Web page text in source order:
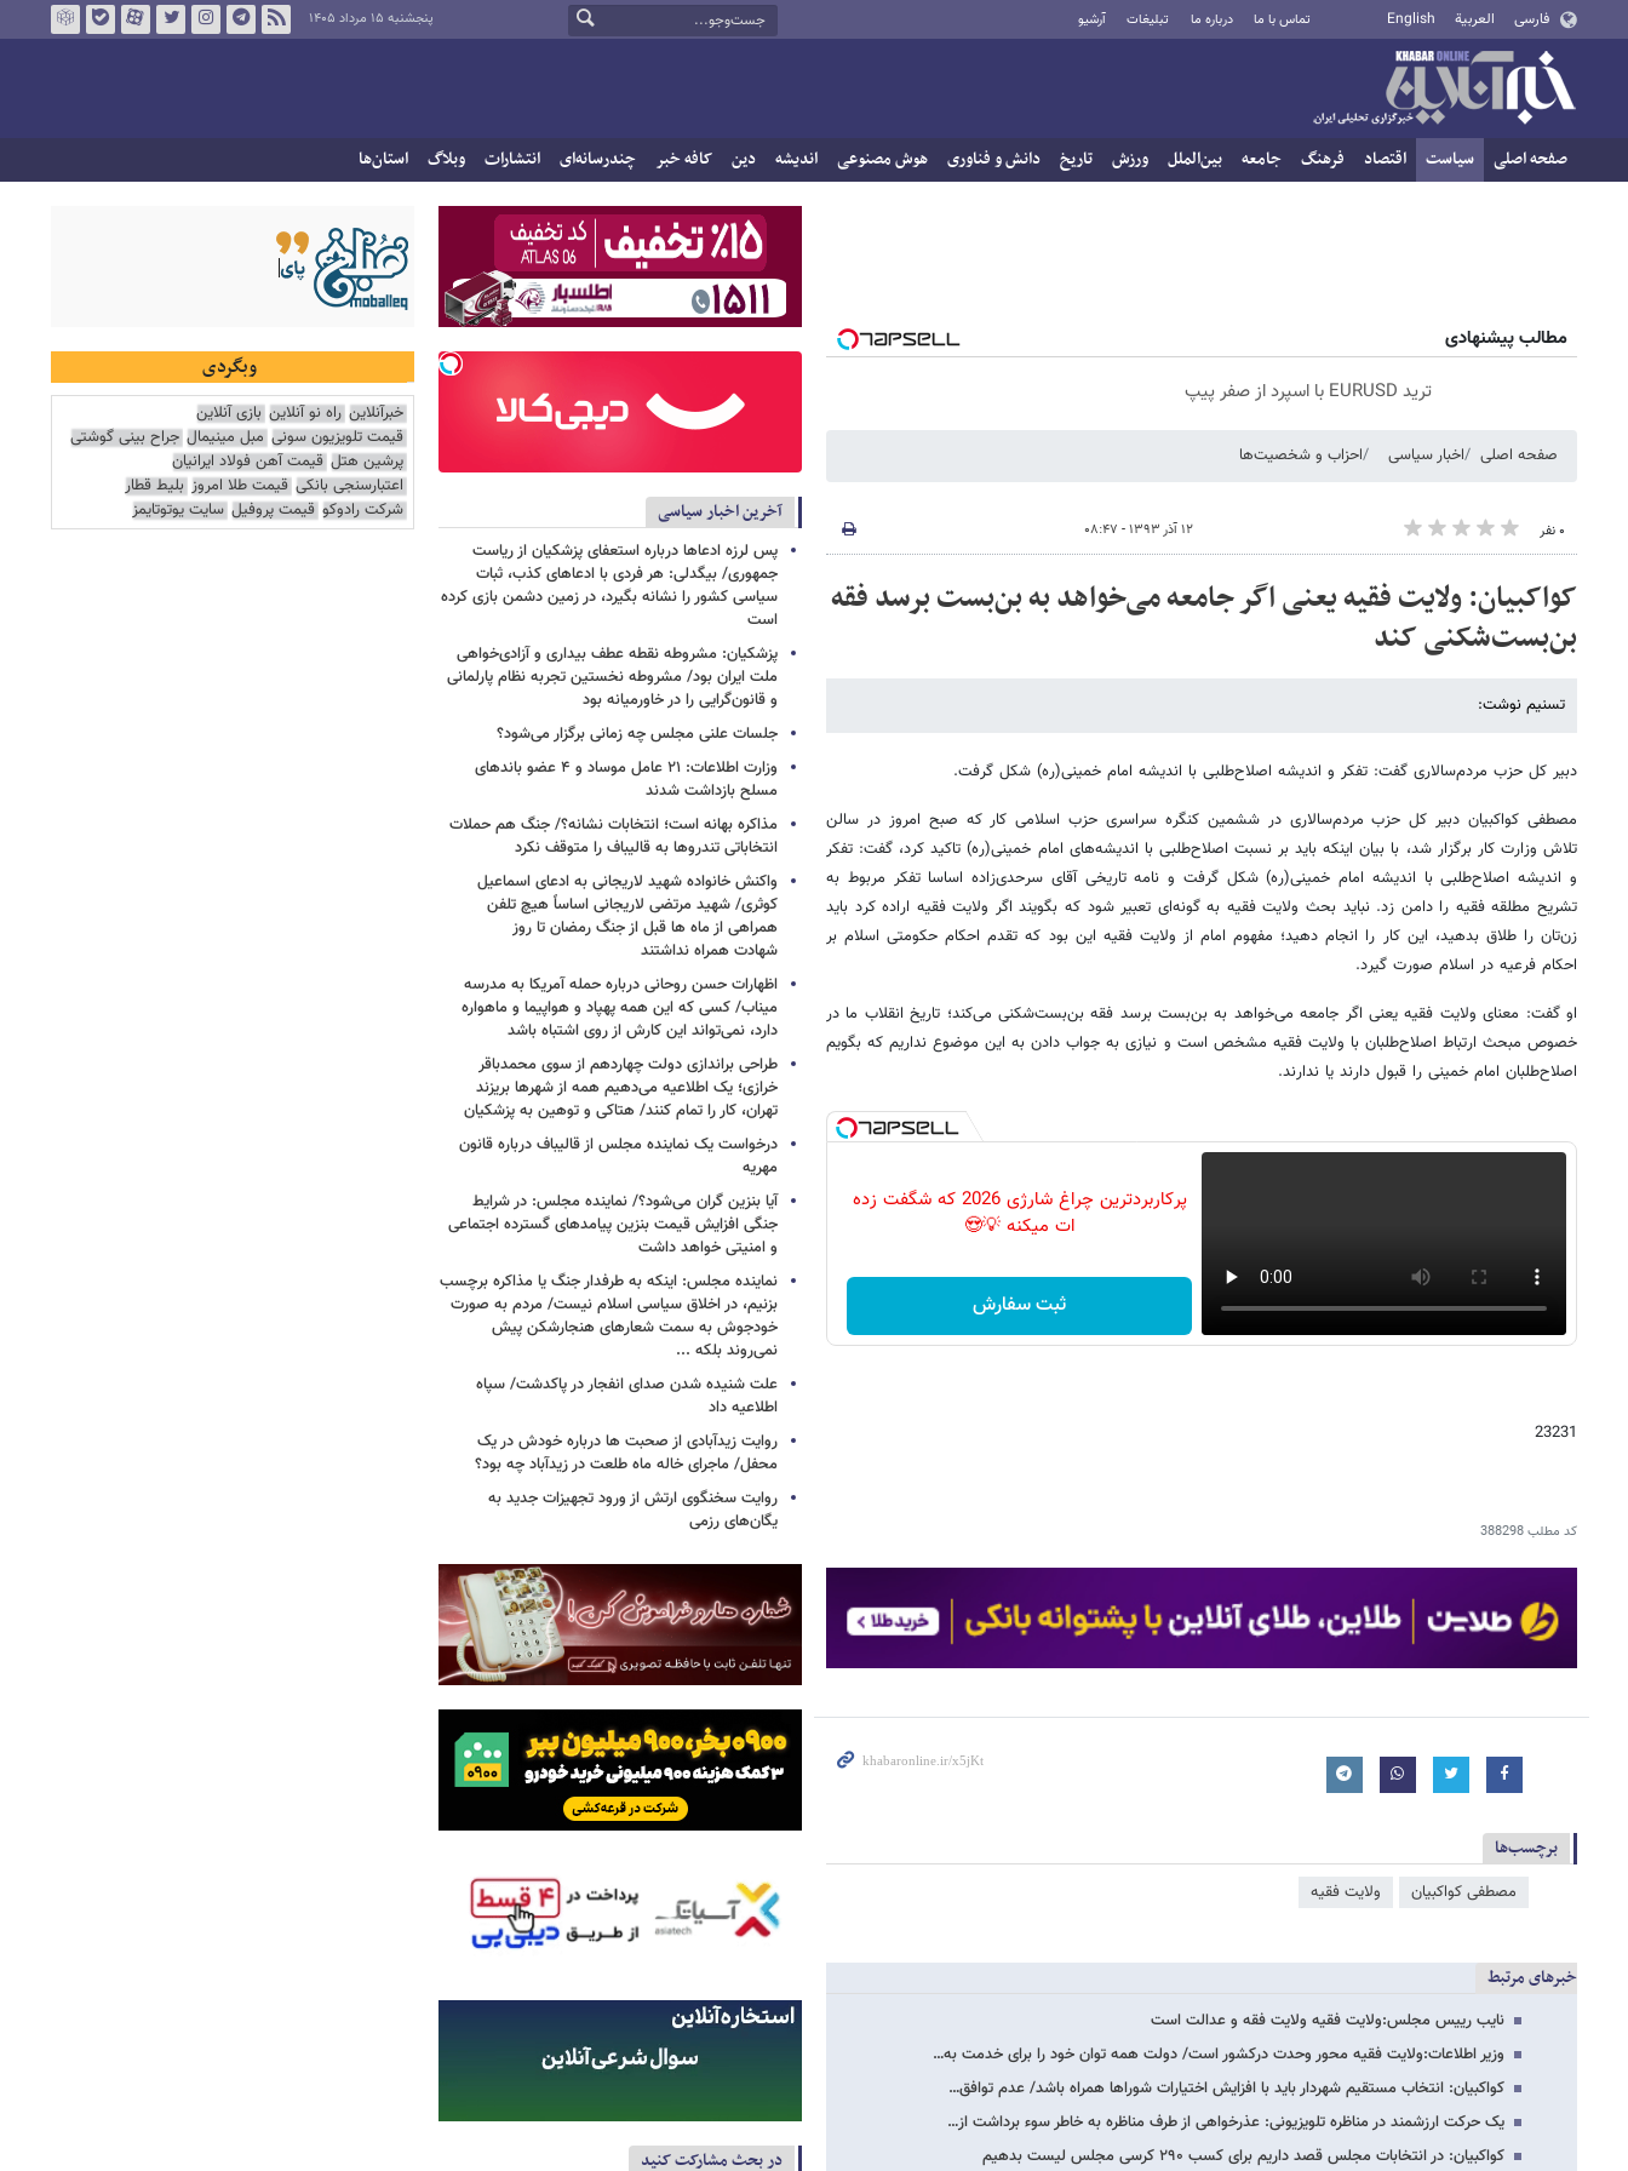
فارسی العربية English تماس با ما درباره ما تبلیغات آرشیو پنجشنبه ۱۵ مرداد ۱۴۰۵
صفحه اصلی سیاست اقتصاد فرهنگ جامعه بین‌الملل ورزش تاریخ دانش و فناوری هوش مصنوعی اندیشه دین کافه خبر چندرسانه‌ای انتشارات وبلاگ استان‌ها
مطالب پیشنهادی
ترید EURUSD با اسپرد از صفر پیپ
صفحه اصلی اخبار سیاسی احزاب و شخصیت‌ها
۰ نفر ۱۲ آذر ۱۳۹۳ - ۰۸:۴۷
کواکبیان: ولایت فقیه یعنی اگر جامعه می‌خواهد به بن‌بست برسد فقه
بن‌بست‌شکنی ‌کند
تسنیم نوشت:
دبیر کل حزب مردم‌سالاری گفت: تفکر و اندیشه اصلاح‌طلبی با اندیشه امام خمینی(ره) شکل گرفت.
مصطفی کواکبیان دبیر کل حزب مردم‌سالاری در ششمین کنگره سراسری حزب اسلامی کار که صبح امروز در سالن
تلاش وزارت کار برگزار شد، با بیان اینکه باید بر نسبت اصلاح‌طلبی با اندیشه‌های امام خمینی(ره) تاکید کرد، گفت: تفکر
و اندیشه اصلاح‌طلبی با اندیشه امام خمینی(ره) شکل گرفت و نامه تاریخی آقای سرحدی‌زاده اساسا تفکر مربوط به
تشریح مطلقه فقیه را دامن زد. نباید بحث ولایت فقیه به گونه‌ای تعبیر شود که بگویند اگر ولایت فقیه اراده کرد باید
زن‌تان را طلاق بدهید، این کار را انجام دهید؛ مفهوم امام از ولایت فقیه این بود که تقدم احکام حکومتی اسلام بر
احکام فرعیه در اسلام صورت گیرد.
او گفت: معنای ولایت فقیه یعنی اگر جامعه می‌خواهد به بن‌بست برسد فقه بن‌بست‌شکنی می‌کند؛ تاریخ انقلاب ما در
خصوص مبحث ارتباط اصلاح‌طلبان با ولایت فقیه مشخص است و نیازی به جواب دادن به این موضوع نداریم که بگویم
اصلاح‌طلبان امام خمینی را قبول دارند یا ندارند.
پرکاربردترین چراغ شارژی 2026 که شگفت زده
ات میکنه 💡😍
ثبت سفارش
23231
کد مطلب388298
برچسب‌ها
مصطفی کواکبیان ولایت فقیه
خبرهای مرتبط
نایب رییس مجلس:ولایت فقیه ولایت فقه و عدالت است
وزیر اطلاعات:ولایت فقیه محور وحدت درکشور است/ دولت همه توان خود را برای خدمت به…
کواکبیان: انتخاب مستقیم شهردار باید با افزایش اختیارات شوراها همراه باشد/ عدم توافق…
یک حرکت ارزشمند در مناظره تلویزیونی: عذرخواهی از طرف مناظره به خاطر سوء برداشت از…
کواکبیان: در انتخابات مجلس قصد داریم برای کسب ۲۹۰ کرسی مجلس لیست بدهیم
آخرین اخبار سیاسی
پس لرزه ادعاها درباره استعفای پزشکیان از ریاست
جمهوری/ بیگدلی: هر فردی با ادعاهای کذب، ثبات
سیاسی کشور را نشانه بگیرد، در زمین دشمن بازی کرده
است
پزشکیان: مشروطه نقطه عطف بیداری و آزادی‌خواهی
ملت ایران بود/ مشروطه نخستین تجربه نظام پارلمانی
و قانون‌گرایی را در خاورمیانه بود
جلسات علنی مجلس چه زمانی برگزار می‌شود؟
وزارت اطلاعات: ۲۱ عامل موساد و ۴ عضو باندهای
مسلح بازداشت شدند
مذاکره بهانه است؛ انتخابات نشانه؟/ جنگ هم حملات
انتخاباتی تندروها به قالیباف را متوقف نکرد
واکنش خانواده شهید لاریجانی به ادعای اسماعیل
کوثری/ شهید مرتضی لاریجانی اساساً هیچ تلفن
همراهی از ماه ها قبل از جنگ رمضان تا روز
شهادت همراه نداشتند
اظهارات حسن روحانی درباره حمله آمریکا به مدرسه
میناب/ کسی که این همه پهپاد و هواپیما و ماهواره
دارد، نمی‌تواند این کارش از روی اشتباه باشد
طراحی براندازی دولت چهاردهم از سوی محمدباقر
خرازی؛ یک اطلاعیه می‌دهیم همه از شهرها بریزند
تهران، کار را تمام کنند/ هتاکی و توهین به پزشکیان
درخواست یک نماینده مجلس از قالیباف درباره قانون
مهریه
آیا بنزین گران می‌شود؟/ نماینده مجلس: در شرایط
جنگی افزایش قیمت بنزین پیامدهای گسترده اجتماعی
و امنیتی خواهد داشت
نماینده مجلس: اینکه به طرفدار جنگ یا مذاکره برچسب
بزنیم، در اخلاق سیاسی اسلام نیست/ مردم به صورت
خودجوش به سمت شعارهای هنجارشکن پیش
نمی‌روند بلکه ...
علت شنیده شدن صدای انفجار در پاکدشت/ سپاه
اطلاعیه داد
روایت زیدآبادی از صحبت ها درباره خودش در یک
محفل/ ماجرای خاله ماه طلعت در زیدآباد چه بود؟
روایت سخنگوی ارتش از ورود تجهیزات جدید به
یگان‌های رزمی
در بحث مشارکت کنید
وبگردی
خبرآنلاین راه نو آنلاین بازی آنلاین
قیمت تلویزیون سونی مبل مینیمال جراح بینی گوشتی
پرشین هتل قیمت آهن فولاد ایرانیان
اعتبارسنجی بانکی قیمت طلا امروز بلیط قطار
شرکت رادوکو قیمت پروفیل سایت یوتوتایمز